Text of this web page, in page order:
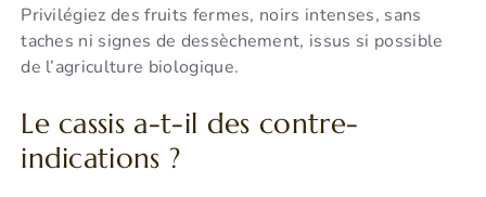
Privilégiez des fruits fermes, noirs intenses, sans
taches ni signes de dessèchement, issus si possible
de l’agriculture biologique.
Le cassis a-t-il des contre-
indications ?